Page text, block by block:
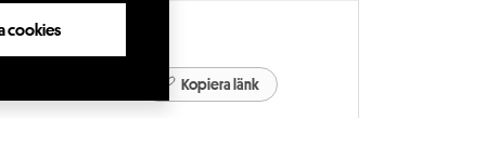
cookies
Kopiera länk